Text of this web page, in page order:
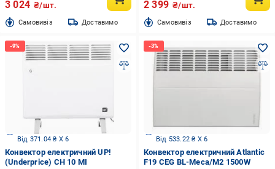
3 024 ₴/шт.
Cамовивіз Доставимо
2 399 ₴/шт.
Cамовивіз Доставимо
Від 371.04 ₴ X 6
Конвектор електричний UP!
(Underprice) CH 10 MI
Від 533.22 ₴ X 6
Конвектор електричний Atlantic
F19 CEG BL-Meca/M2 1500W